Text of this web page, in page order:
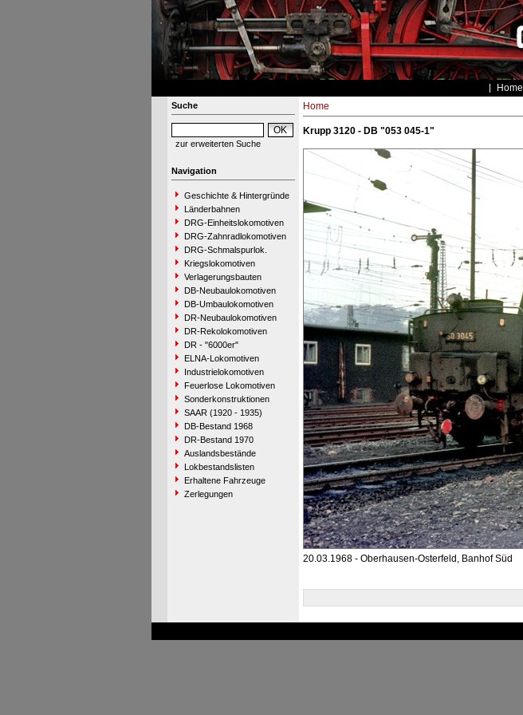
Home
Suche
zur erweiterten Suche
Navigation
Geschichte & Hintergründe
Länderbahnen
DRG-Einheitslokomotiven
DRG-Zahnradlokomotiven
DRG-Schmalspurlok.
Kriegslokomotiven
Verlagerungsbauten
DB-Neubaulokomotiven
DB-Umbaulokomotiven
DR-Neubaulokomotiven
DR-Rekolokomotiven
DR - "6000er"
ELNA-Lokomotiven
Industrielokomotiven
Feuerlose Lokomotiven
Sonderkonstruktionen
SAAR (1920 - 1935)
DB-Bestand 1968
DR-Bestand 1970
Auslandsbestände
Lokbestandslisten
Erhaltene Fahrzeuge
Zerlegungen
Home
Krupp 3120 - DB "053 045-1"
20.03.1968 - Oberhausen-Osterfeld, Banhof Süd